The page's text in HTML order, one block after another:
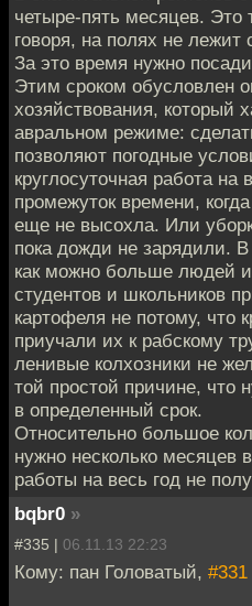
четыре-пять месяцев. Это
говоря, на полях не лежит
За это время нужно
Этим сроком обусловлен
хозяйствования, который
авральном режиме:
позволяют погодные
круглосуточная работа на
промежуток времени,
еще не высохла. Или
пока дожди не зарядили.
как можно больше людей и
студентов и школьников
картофеля не потому, что
приучали их к рабскому
ленивые колхозники не
той простой причине, что
в определенный срок.
Относительно большое
нужно несколько месяцев
работы на весь год не
bqbr0 »
#335 | 06.11.13 22:23
Кому: пан Головатый, #331